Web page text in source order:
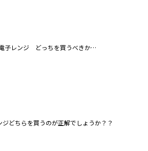
子レンジ どっちを買うべきか…
どちらを買うのが正解でしょうか？？